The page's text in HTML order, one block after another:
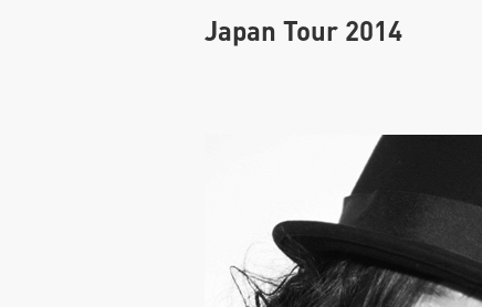
Japan Tour 2014